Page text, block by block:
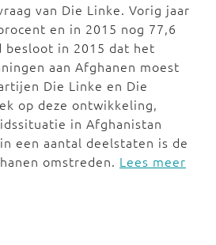
van Die Linke. Vorig jaar
en in 2015 nog 77,6
besloot in 2015 dat het
aan Afghanen moest
Die Linke en Die
op deze ontwikkeling,
in Afghanistan
een aantal deelstaten is de
omstreden. Lees meer